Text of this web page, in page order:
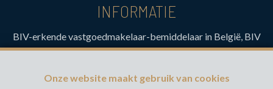
Onze website maakt gebruik van cookies
INFORMATIE
BIV-erkende vastgoedmakelaar-bemiddelaar in België, BIV
N° 517.112- Toezichthoudende Autoriteit : Beroepinstituut
Brussel (+32 2 505 38 50 - info@biv.be) -www.biv.be